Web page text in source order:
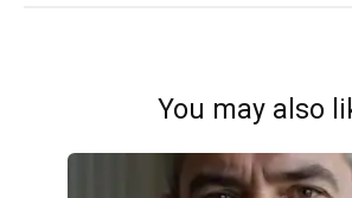
You may also